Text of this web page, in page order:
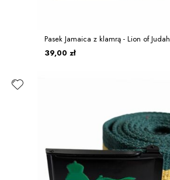
Pasek Jamaica z klamrą - Lion of Judah
39,00 zł